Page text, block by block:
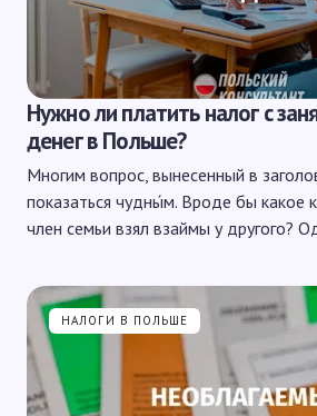
Нужно ли платить налог с
денег в Польше?
Многим вопрос, вынесенный в
показаться чудны́м. Вроде бы какое
член семьи взял взаймы у другого?
НАЛОГИ В ПОЛЬШЕ